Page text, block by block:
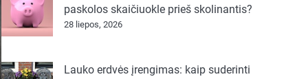
paskolos skaičiuokle prieš skolinantis?
28 liepos, 2026
Lauko erdvės įrengimas: kaip suderinti